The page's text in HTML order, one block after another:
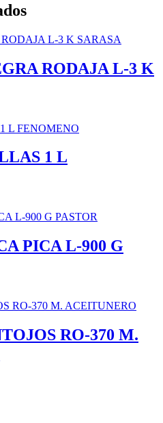
RODAJA L-3 K
1 L
PICA L-900 G
RO-370 M.